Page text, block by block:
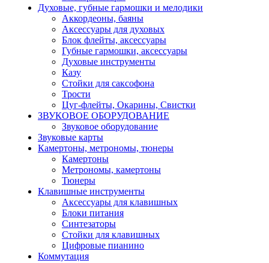
Духовые, губные гармошки и мелодики
Аккордеоны, баяны
Аксессуары для духовых
Блок флейты, аксессуары
Губные гармошки, аксессуары
Духовые инструменты
Казу
Стойки для саксофона
Трости
Цуг-флейты, Окарины, Свистки
ЗВУКОВОЕ ОБОРУДОВАНИЕ
Звуковое оборудование
Звуковые карты
Камертоны, метрономы, тюнеры
Камертоны
Метрономы, камертоны
Тюнеры
Клавишные инструменты
Аксессуары для клавишных
Блоки питания
Синтезаторы
Стойки для клавишных
Цифровые пианино
Коммутация